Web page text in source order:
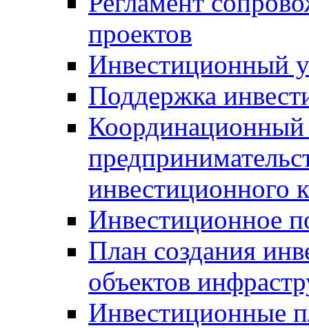
проектов
Инвестиционный
Поддержка
Координационный
инвестиционного
Инвестиционное
План создания
объектов
Инвестиционные